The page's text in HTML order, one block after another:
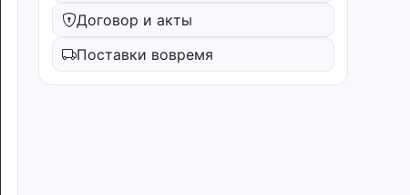
Договор и акты
Поставки вовремя